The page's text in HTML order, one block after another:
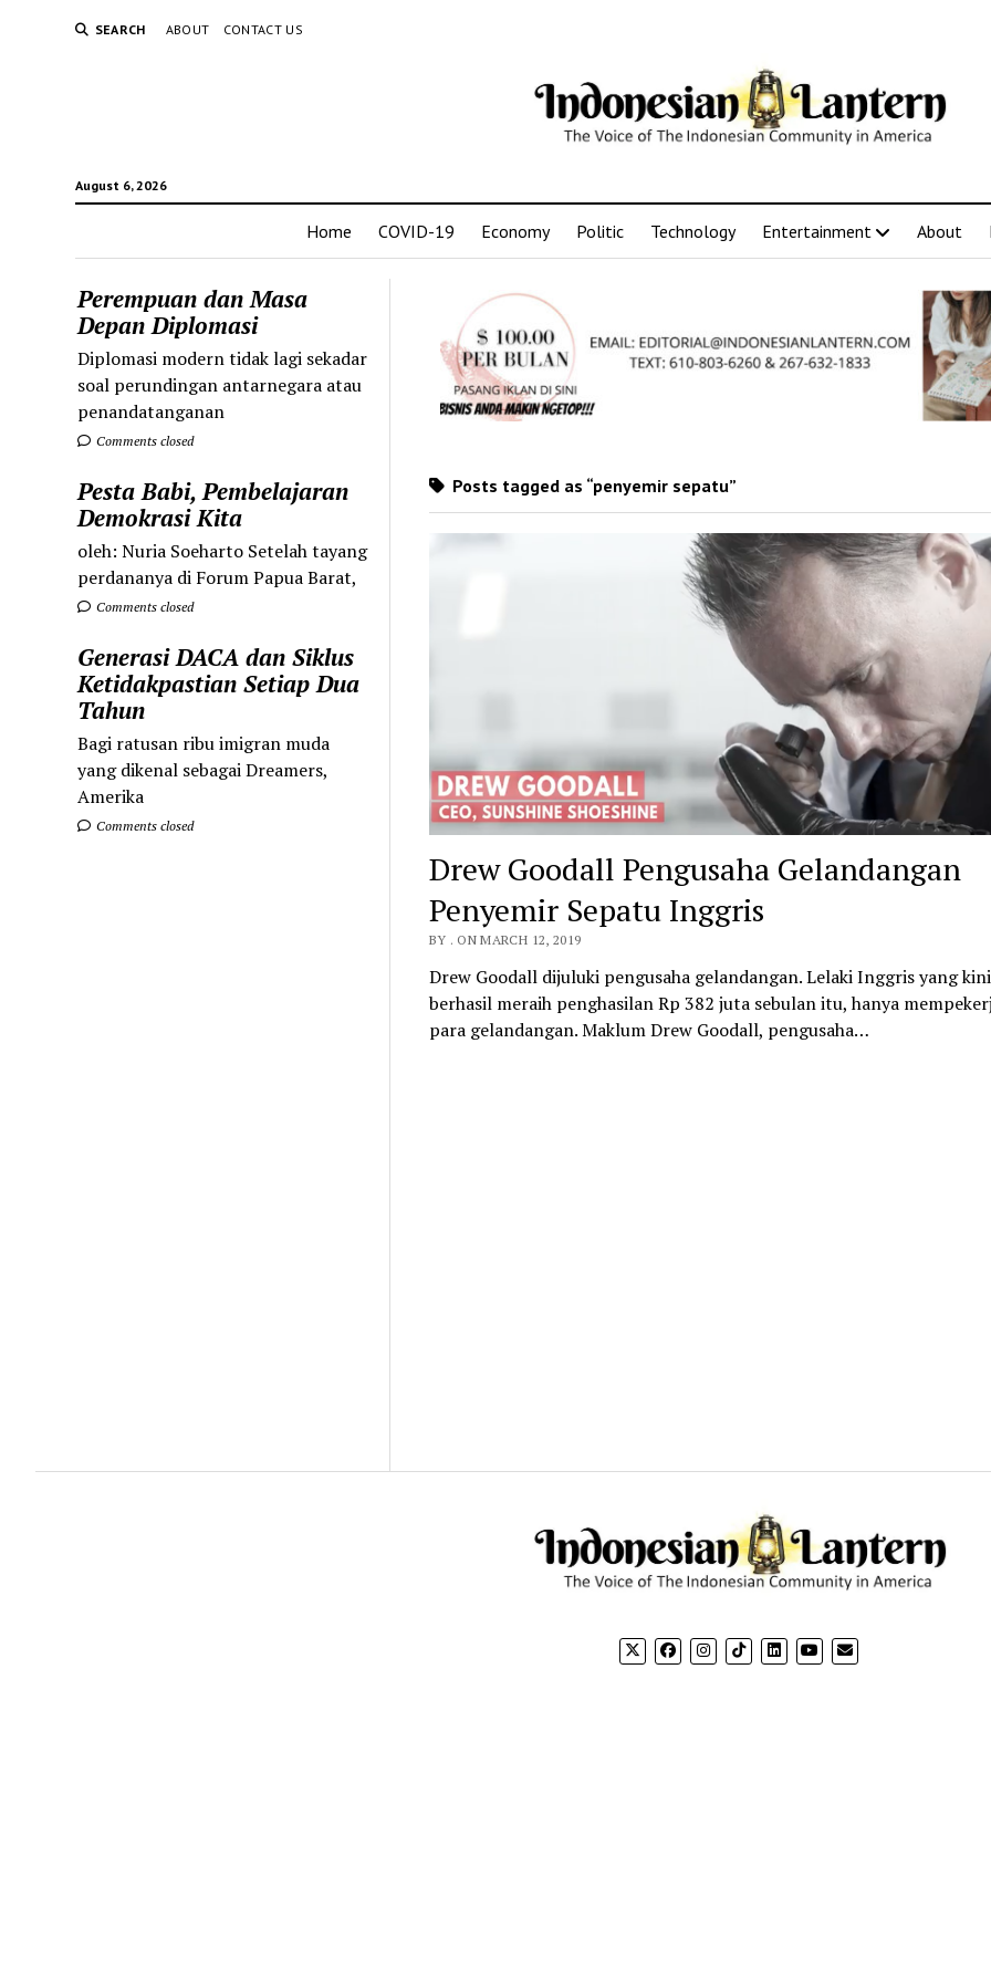
SEARCH ABOUT CONTACT US
August 6, 2026
Home COVID-19 Economy Politic Technology Entertainment About
Perempuan dan Masa
Depan Diplomasi
Diplomasi modern tidak lagi sekadar
soal perundingan antarnegara atau
penandatanganan
Comments closed
Pesta Babi, Pembelajaran
Demokrasi Kita
oleh: Nuria Soeharto Setelah tayang
perdananya di Forum Papua Barat,
Comments closed
Generasi DACA dan Siklus
Ketidakpastian Setiap Dua
Tahun
Bagi ratusan ribu imigran muda
yang dikenal sebagai Dreamers,
Amerika
Comments closed
Posts tagged as “penyemir sepatu”
Drew Goodall Pengusaha Gelandangan
Penyemir Sepatu Inggris
BY . ON MARCH 12, 2019
Drew Goodall dijuluki pengusaha gelandangan. Lelaki Inggris yang kini
berhasil meraih penghasilan Rp 382 juta sebulan itu, hanya
para gelandangan. Maklum Drew Goodall, pengusaha…